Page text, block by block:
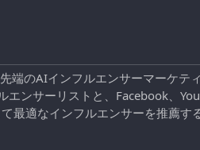
端のAIインフルエンサーマーケ
エンサーリストと、Facebook、
最適なインフルエンサーを推薦